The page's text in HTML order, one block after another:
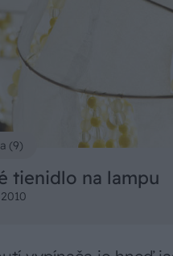
(9)
tienidlo na lampu